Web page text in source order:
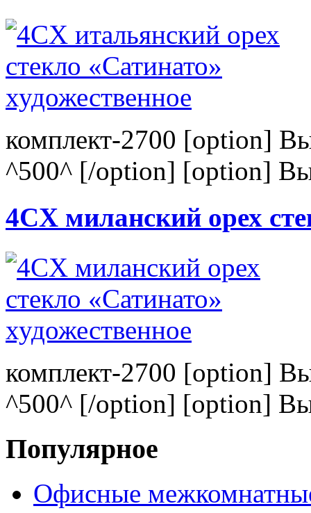
комплект-2700 [option]
^500^ [/option] [option]
4CХ миланский орех
комплект-2700 [option]
^500^ [/option] [option]
Популярное
Офисные